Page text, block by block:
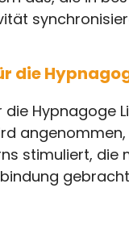
die
Hypnagoge
stimuliert,